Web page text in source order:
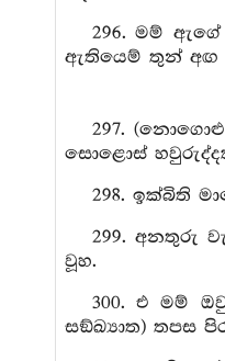
296. මම්
ඇතියෙම් තුන් අඟ
297.
සොළොස්
298. ඉක්බිති
299. අනතුරු
වූහ.
300. එ මම්
සඞ්ඛ්‍යාත) තපස